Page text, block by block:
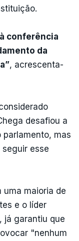
conferência
da
, acrescenta-
desafiou a
mas
seguir esse
uma maioria de
e o líder
já garantiu que
"nenhum